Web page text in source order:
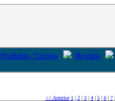
Produtos / Cursos
Revista
<< Anterior 1 | 2| 3| 4| 5| 6| 7